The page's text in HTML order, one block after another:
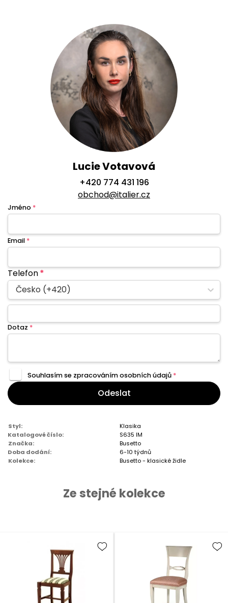
Lucie Votavová
+420 774 431 196
obchod@italier.cz
Jméno *
Email *
Telefon*
Česko (+420)
Dotaz *
Souhlasím se zpracovánímosobních údajů *
Odeslat
Styl:
Klasika
Katalogové číslo:
S635 IM
Značka:
Busetto
Doba dodání:
6-10 týdnů
Kolekce:
Busetto - klasické židle
Ze stejné kolekce